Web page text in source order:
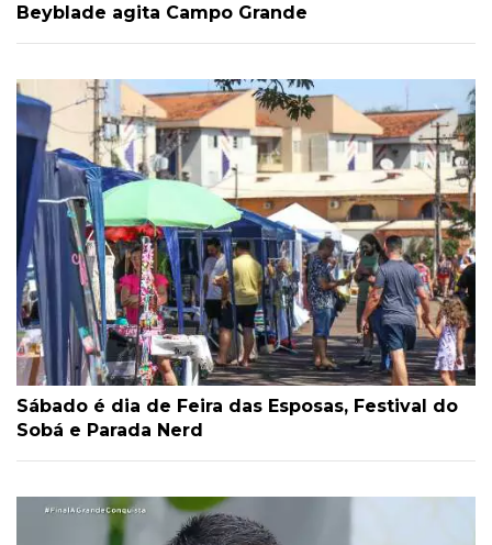
Beyblade agita Campo Grande
Sábado é dia de Feira das Esposas, Festival do
Sobá e Parada Nerd